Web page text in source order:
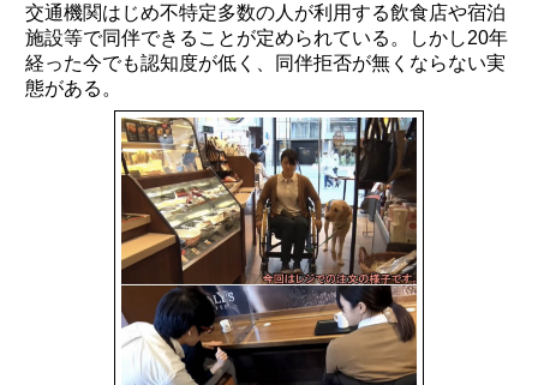
交通機関はじめ不特定多数の人が利用する飲食店や宿泊
施設等で同伴できることが定められている。しかし20年
経った今でも認知度が低く、同伴拒否が無くならない実
態がある。